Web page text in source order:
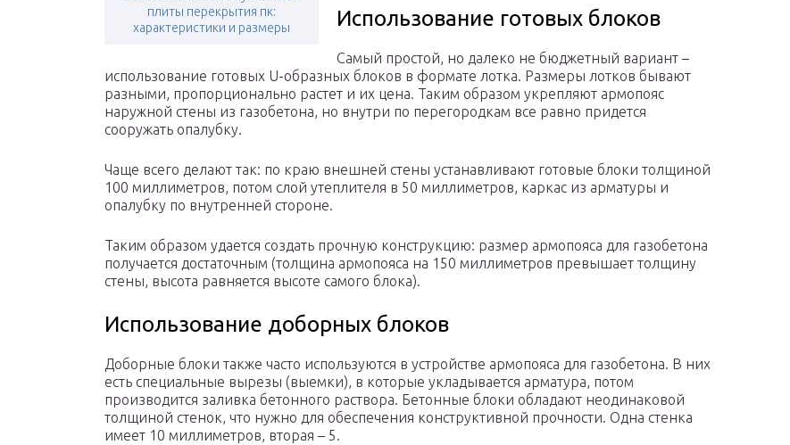
плиты перекрытия пк:
характеристики и размеры
Использование готовых блоков
Самый простой, но далеко не бюджетный вариант –
использование готовых U-образных блоков в формате лотка. Размеры лотков бывают
разными, пропорционально растет и их цена. Таким образом укрепляют армопояс
наружной стены из газобетона, но внутри по перегородкам все равно придется
сооружать опалубку.
Чаще всего делают так: по краю внешней стены устанавливают готовые блоки толщиной
100 миллиметров, потом слой утеплителя в 50 миллиметров, каркас из арматуры и
опалубку по внутренней стороне.
Таким образом удается создать прочную конструкцию: размер армопояса для газобетона
получается достаточным (толщина армопояса на 150 миллиметров превышает толщину
стены, высота равняется высоте самого блока).
Использование доборных блоков
Доборные блоки также часто используются в устройстве армопояса для газобетона. В них
есть специальные вырезы (выемки), в которые укладывается арматура, потом
производится заливка бетонного раствора. Бетонные блоки обладают неодинаковой
толщиной стенок, что нужно для обеспечения конструктивной прочности. Одна стенка
имеет 10 миллиметров, вторая – 5.